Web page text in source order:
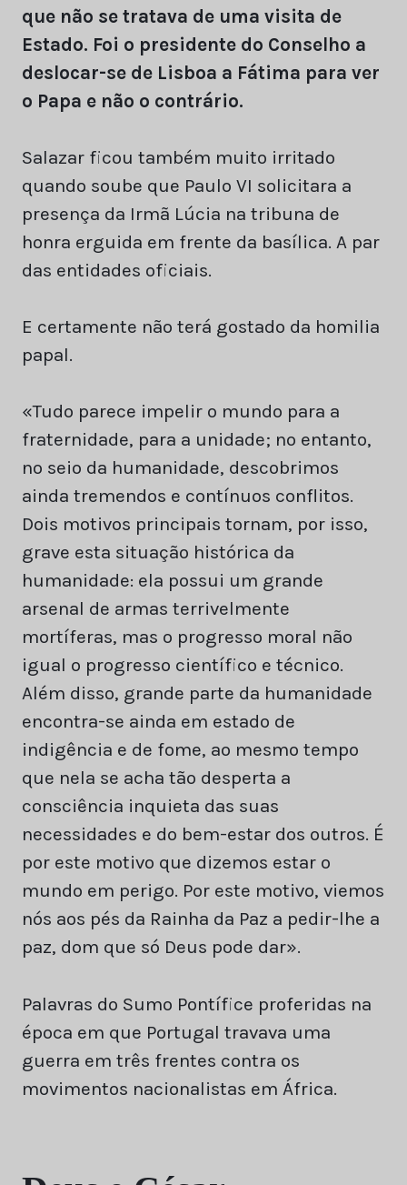
que não se tratava de uma visita de
Estado. Foi o presidente do Conselho a
deslocar-se de Lisboa a Fátima para ver
o Papa e não o contrário.
Salazar ficou também muito irritado
quando soube que Paulo VI solicitara a
presença da Irmã Lúcia na tribuna de
honra erguida em frente da basílica. A par
das entidades oficiais.
E certamente não terá gostado da homilia
papal.
«Tudo parece impelir o mundo para a
fraternidade, para a unidade; no entanto,
no seio da humanidade, descobrimos
ainda tremendos e contínuos conflitos.
Dois motivos principais tornam, por isso,
grave esta situação histórica da
humanidade: ela possui um grande
arsenal de armas terrivelmente
mortíferas, mas o progresso moral não
igual o progresso científico e técnico.
Além disso, grande parte da humanidade
encontra-se ainda em estado de
indigência e de fome, ao mesmo tempo
que nela se acha tão desperta a
consciência inquieta das suas
necessidades e do bem-estar dos outros. É
por este motivo que dizemos estar o
mundo em perigo. Por este motivo, viemos
nós aos pés da Rainha da Paz a pedir-lhe a
paz, dom que só Deus pode dar».
Palavras do Sumo Pontífice proferidas na
época em que Portugal travava uma
guerra em três frentes contra os
movimentos nacionalistas em África.